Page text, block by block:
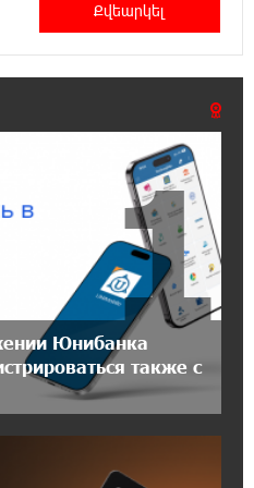
Innovation Center помогают
навыки
Ucom в Шенаване
станция мощностью
поездку в Италию среди
карт Mastercard World
Юнибанка
также с
1